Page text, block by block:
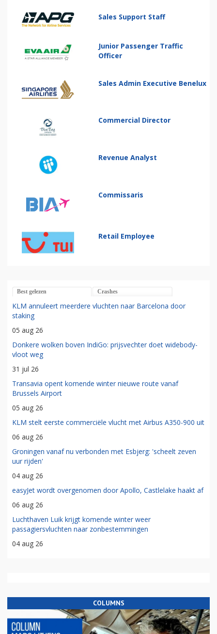
Sales Support Staff
Junior Passenger Traffic
Officer
Sales Admin Executive Benelux
Commercial Director
Revenue Analyst
Commissaris
Retail Employee
Best gelezen Crashes
KLM annuleert meerdere vluchten naar Barcelona door
staking
05 aug 26
Donkere wolken boven IndiGo: prijsvechter doet widebody-
vloot weg
31 jul 26
Transavia opent komende winter nieuwe route vanaf
Brussels Airport
05 aug 26
KLM stelt eerste commerciële vlucht met Airbus A350-900 uit
06 aug 26
Groningen vanaf nu verbonden met Esbjerg: 'scheelt zeven
uur rijden'
04 aug 26
easyJet wordt overgenomen door Apollo, Castlelake haakt af
06 aug 26
Luchthaven Luik krijgt komende winter weer
passagiersvluchten naar zonbestemmingen
04 aug 26
COLUMNS